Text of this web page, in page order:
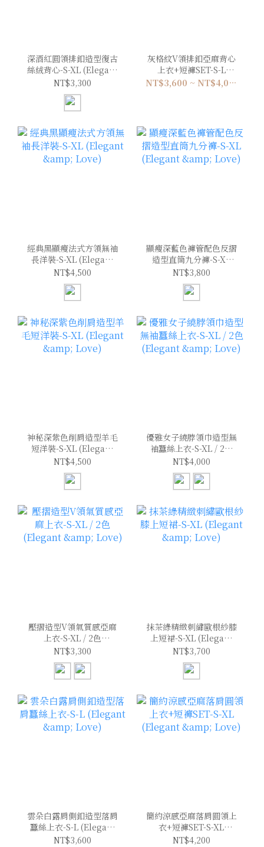
深酒紅圓領排釦造型復古
絲絨背心-S-XL (Elegant
& Love)
NT$3,300
灰格紋V領排釦亞麻背心
上衣+短褲SET-S-L
(Elegant & Love) NT$3,600 ~ NT$4,000
經典黑顯瘦法式方領無袖
長洋裝-S-XL (Elegant
& Love)
NT$4,500
顯瘦深藍色褲管配色反摺
造型直筒九分褲-S-XL
(Elegant & Love)
NT$3,800
神秘深紫色削肩造型羊毛
短洋裝-S-XL (Elegant
& Love)
NT$4,500
優雅女子繞脖領巾造型無
袖蠶絲上衣-S-XL / 2色
(Elegant & Love)
NT$4,000
壓摺造型V領氣質感亞麻
上衣-S-XL / 2色
(Elegant & Love)
NT$3,300
抹茶綠精緻刺繡歐根紗膝
上短裙-S-XL (Elegant
& Love)
NT$3,700
雲朵白露肩側釦造型落肩
蠶絲上衣-S-L (Elegant
& Love)
NT$3,600
簡約涼感亞麻落肩圓領上
衣+短褲SET-S-XL
(Elegant & Love)
NT$4,200